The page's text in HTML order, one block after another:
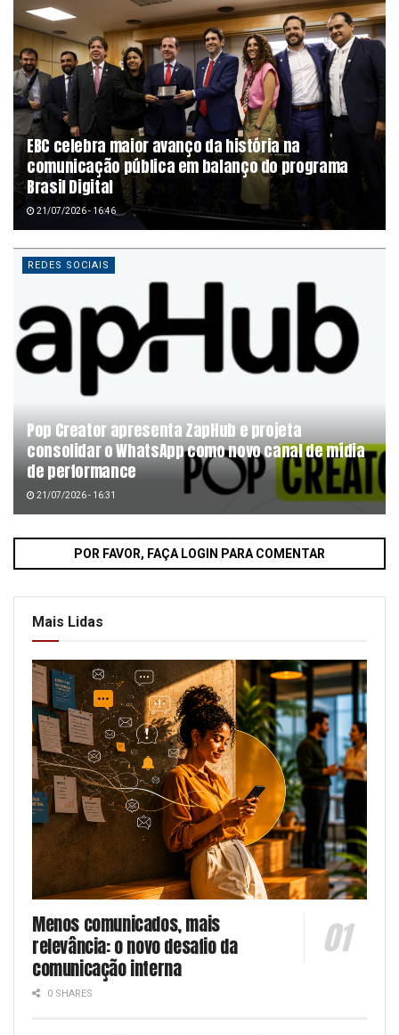
EBC celebra maior avanço da história na
comunicação pública em balanço do programa
Brasil Digital
21/07/2026 - 16:46
REDES SOCIAIS
Pop Creator apresenta ZapHub e projeta
consolidar o WhatsApp como novo canal de mídia
de performance
21/07/2026 - 16:31
POR FAVOR, FAÇA LOGIN PARA COMENTAR
Mais Lidas
Menos comunicados, mais
relevância: o novo desafio da
comunicação interna
0 SHARES